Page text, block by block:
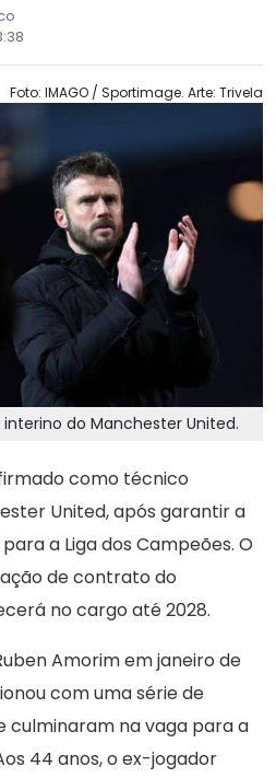
Foto: IMAGO / Sportimage. Arte: Trivela
do Manchester United.
como técnico
United, após garantir a
a Liga dos Campeões. O
de contrato do
no cargo até 2028.
Amorim em janeiro de
com uma série de
culminaram na vaga para a
44 anos, o ex-jogador